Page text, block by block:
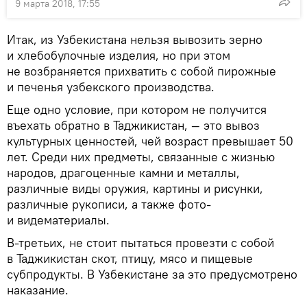
9 марта 2018, 17:55
Итак, из Узбекистана нельзя вывозить зерно
и хлебобулочные изделия, но при этом
не возбраняется прихватить с собой пирожные
и печенья узбекского производства.
Еще одно условие, при котором не получится
въехать обратно в Таджикистан, — это вывоз
культурных ценностей, чей возраст превышает 50
лет. Среди них предметы, связанные с жизнью
народов, драгоценные камни и металлы,
различные виды оружия, картины и рисунки,
различные рукописи, а также фото-
и видематериалы.
В-третьих, не стоит пытаться провезти с собой
в Таджикистан скот, птицу, мясо и пищевые
субпродукты. В Узбекистане за это предусмотрено
наказание.